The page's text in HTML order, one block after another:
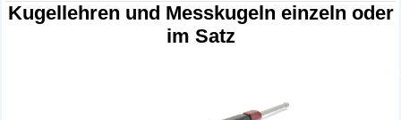
Kugellehren und Messkugeln einzeln oder
im Satz